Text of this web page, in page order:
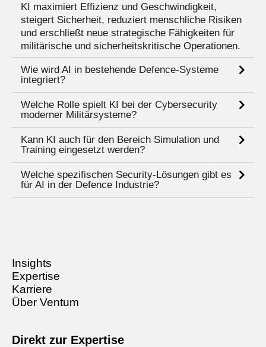
KI maximiert Effizienz und Geschwindigkeit,
steigert Sicherheit, reduziert menschliche Risiken
und erschließt neue strategische Fähigkeiten für
militärische und sicherheitskritische Operationen.
Wie wird AI in bestehende Defence-Systeme
integriert?
Welche Rolle spielt KI bei der Cybersecurity
moderner Militärsysteme?
Kann KI auch für den Bereich Simulation und
Training eingesetzt werden?
Welche spezifischen Security-Lösungen gibt es
für AI in der Defence Industrie?
Insights
Expertise
Karriere
Über Ventum
Direkt zur Expertise